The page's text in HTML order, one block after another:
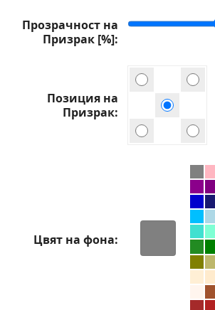
Прозрачност на
Призрак [%]
Позиция на
Призрак
Цвят на фона